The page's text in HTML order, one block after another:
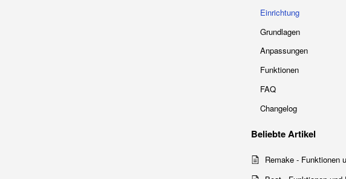
Einrichtung
Grundlagen
Anpassungen
Funktionen
FAQ
Changelog
BeliebteArtikel
Remake - Funktionen